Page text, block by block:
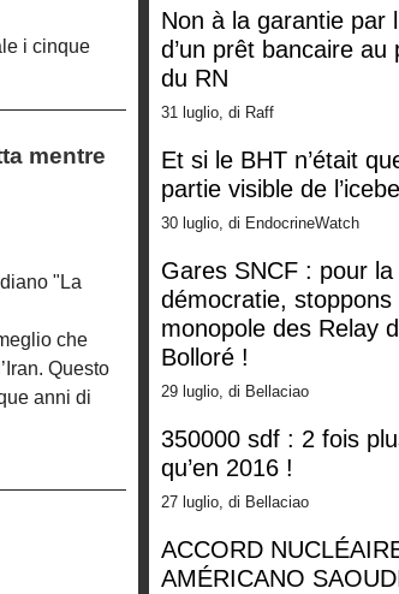
i cinque
mentre
"La
che
Questo
anni di
Non à la garantie par
d’un prêt bancaire au
du RN
31 luglio, di Raff
Et si le BHT n’était
partie visible de
30 luglio, di EndocrineWatch
Gares SNCF : pour la
démocratie, stoppons
monopole des Relay
Bolloré !
29 luglio, di Bellaciao
350000 sdf : 2 fois
qu’en 2016 !
27 luglio, di Bellaciao
ACCORD
AMÉRICANO